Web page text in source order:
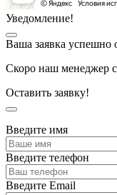
Уведомление!
Ваша заявка успешно
Скоро наш менеджер
Оставить заявку!
Введите имя
Введите телефон
Введите Email